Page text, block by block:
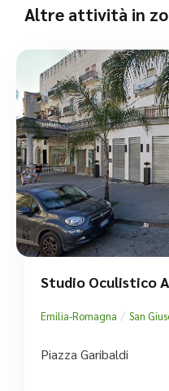
Altre attività in
Studio Oculistico
Emilia-Romagna / San
Piazza Garibaldi